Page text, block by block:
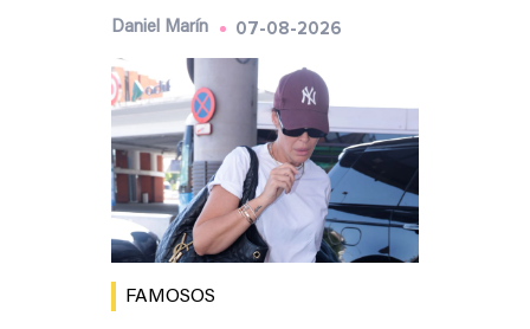
Daniel Marín 07-08-2026
FAMOSOS